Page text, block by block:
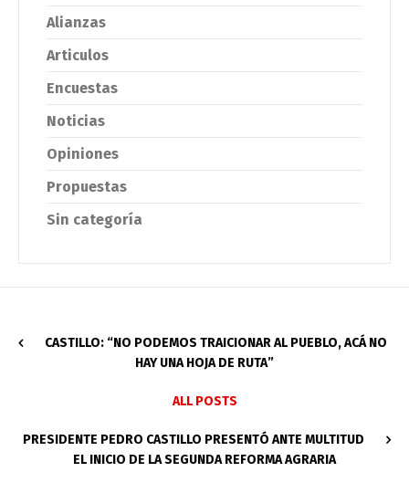
Alianzas
Articulos
Encuestas
Noticias
Opiniones
Propuestas
Sin categoría
CASTILLO: “NO PODEMOS TRAICIONAR AL PUEBLO, ACÁ NO
HAY UNA HOJA DE RUTA”
ALL POSTS
PRESIDENTE PEDRO CASTILLO PRESENTÓ ANTE MULTITUD
EL INICIO DE LA SEGUNDA REFORMA AGRARIA